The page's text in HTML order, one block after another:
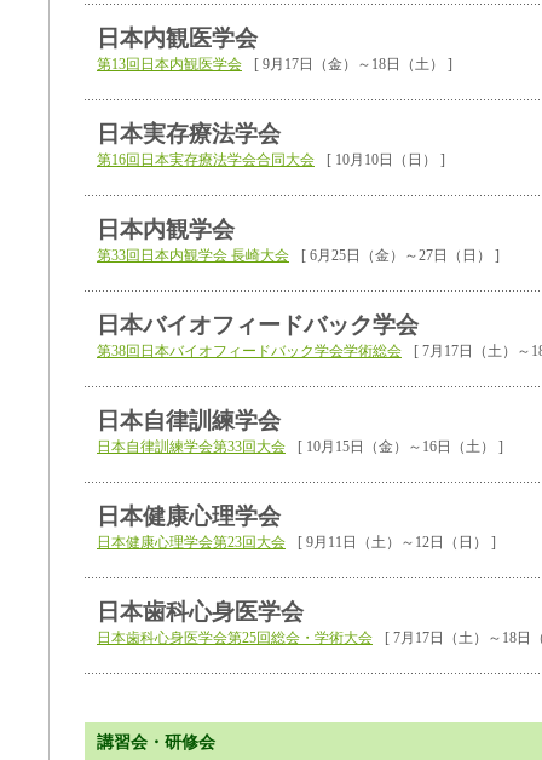
日本内観医学会
第13回日本内観医学会 [ 9月17日（金）～18日（土） ]
日本実存療法学会
第16回日本実存療法学会合同大会 [ 10月10日（日） ]
日本内観学会
第33回日本内観学会 長崎大会 [ 6月25日（金）～27日（日） ]
日本バイオフィードバック学会
第38回日本バイオフィードバック学会学術総会 [ 7月17日（土）～
日本自律訓練学会
日本自律訓練学会第33回大会 [ 10月15日（金）～16日（土） ]
日本健康心理学会
日本健康心理学会第23回大会 [ 9月11日（土）～12日（日） ]
日本歯科心身医学会
日本歯科心身医学会第25回総会・学術大会 [ 7月17日（土）～18日
講習会・研修会